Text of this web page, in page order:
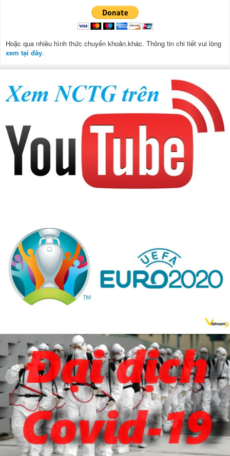
Hoặc qua nhiều hình thức chuyển khoản.khác. Thông tin chi tiết vui lòng
xem tại đây.